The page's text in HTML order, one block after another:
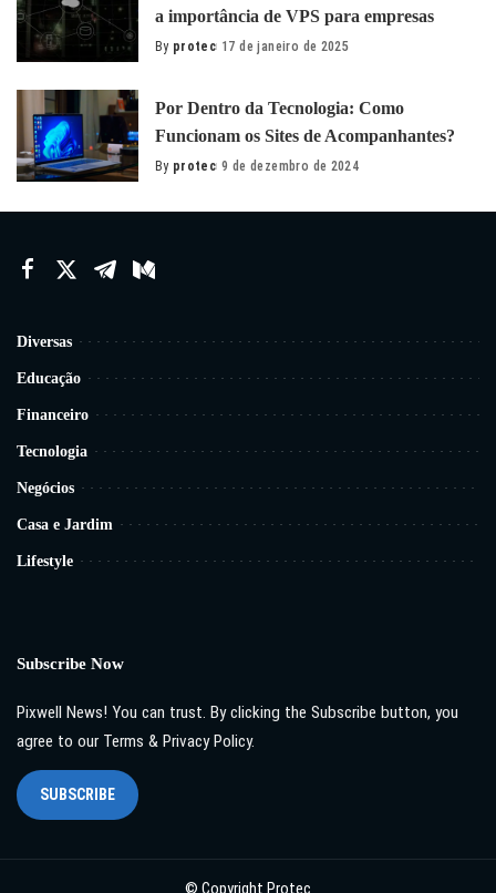
a importância de VPS para empresas
Posted
By protec 17 de janeiro de 2025
Por Dentro da Tecnologia: Como
Funcionam os Sites de Acompanhantes?
Posted
By protec 9 de dezembro de 2024
Diversas
Educação
Financeiro
Tecnologia
Negócios
Casa e Jardim
Lifestyle
Subscribe Now
Pixwell News! You can trust. By clicking the Subscribe button, you
agree to our Terms & Privacy Policy.
SUBSCRIBE